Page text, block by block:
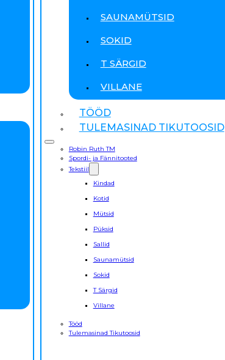
SAUNAMÜTSID
SOKID
T SÄRGID
VILLANE
TÖÖD
TULEMASINAD TIKUTOOSID
Robin Ruth TM
Spordi- ja Fännitooted
Tekstiil
Kindad
Kotid
Mütsid
Püksid
Sallid
Saunamütsid
Sokid
T Särgid
Villane
Tööd
Tulemasinad Tikutoosid